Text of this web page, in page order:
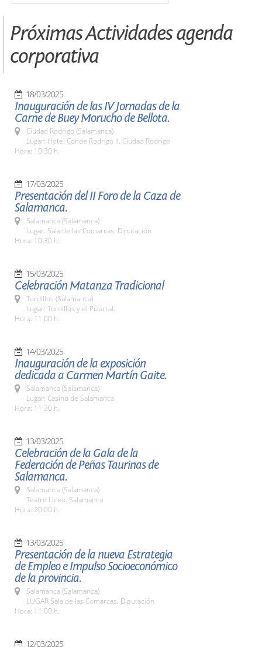
Próximas Actividades agenda
corporativa
18/03/2025
Inauguración de las IV Jornadas de la
Carne de Buey Morucho de Bellota.
Ciudad Rodrigo (Salamanca)
Lugar: Hotel Conde Rodrigo II. Ciudad Rodrigo
Hora: 10:30 h.
17/03/2025
Presentación del II Foro de la Caza de
Salamanca.
Salamanca (Salamanca)
Lugar: Sala de las Comarcas. Diputación
Hora: 10:30 h.
15/03/2025
Celebración Matanza Tradicional
Tordillos (Salamanca)
Lugar: Tordillos y el Pizarral.
Hora: 11:00 h.
14/03/2025
Inauguración de la exposición
dedicada a Carmen Martín Gaite.
Salamanca (Salamanca)
Lugar: Casino de Salamanca
Hora: 11:30 h.
13/03/2025
Celebración de la Gala de la
Federación de Peñas Taurinas de
Salamanca.
Salamanca (Salamanca)
Teatro Liceo. Salamanca
Hora: 20:00 h.
13/03/2025
Presentación de la nueva Estrategia
de Empleo e Impulso Socioeconómico
de la provincia.
Salamanca (Salamanca)
LUGAR Sala de las Comarcas. Diputación
Hora: 11:00 h.
12/03/2025